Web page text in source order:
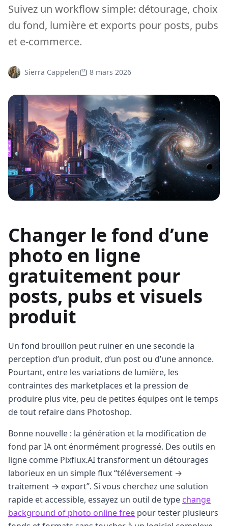
Suivez un workflow simple: détourage, choix
du fond, lumière et exports pour posts, pubs
et e-commerce.
Sierra Cappelen 8 mars 2026
Changer le fond d’une
photo en ligne
gratuitement pour
posts, pubs et visuels
produit
Un fond brouillon peut ruiner en une seconde la
perception d’un produit, d’un post ou d’une annonce.
Pourtant, entre les variations de lumière, les
contraintes des marketplaces et la pression de
produire plus vite, peu de petites équipes ont le temps
de tout refaire dans Photoshop.
Bonne nouvelle : la génération et la modification de
fond par IA ont énormément progressé. Des outils en
ligne comme Pixflux.AI transforment un détourages
laborieux en un simple flux “téléversement →
traitement → export”. Si vous cherchez une solution
rapide et accessible, essayez un outil de type change
background of photo online free pour tester plusieurs